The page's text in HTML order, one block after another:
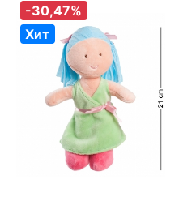
-30,47%
Хит